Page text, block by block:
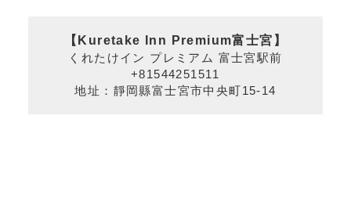
【Kuretake Inn Premium富士宮 】
くれたけイン プレミアム 富士宮駅前
+81544251511
地址：靜岡縣富士宮市中央町15‑14